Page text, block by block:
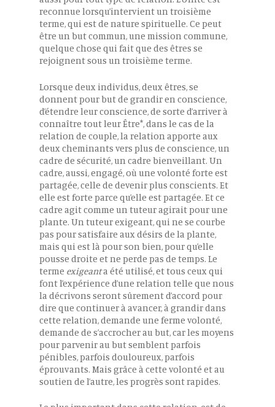
reconnue lorsqu’intervient un troisième
terme, qui est de nature spirituelle. Ce peut
être un but commun, une mission commune,
quelque chose qui fait que des êtres se
rejoignent sous un troisième terme.
Lorsque deux individus, deux êtres, se
donnent pour but de grandir en conscience,
d’étendre leur conscience, de sorte d’arriver à
connaître tout leur Être*, dans le cas de la
relation de couple, la relation apporte aux
deux cheminants vers plus de conscience, un
cadre de sécurité, un cadre bienveillant. Un
cadre, aussi, engagé, où une volonté forte est
partagée, celle de devenir plus conscients. Et
elle est forte parce qu’elle est partagée. Et ce
cadre agit comme un tuteur agirait pour une
plante. Un tuteur exigeant, qui ne se courbe
pas pour satisfaire aux désirs de la plante,
mais qui est là pour son bien, pour qu’elle
pousse droite et ne perde pas de temps. Le
terme exigeanta été utilisé, et tous ceux qui
font l’expérience d’une relation telle que nous
la décrivons seront sûrement d’accord pour
dire que continuer à avancer, à grandir dans
cette relation, demande une ferme volonté,
demande de s’accrocher au but, car les moyens
pour parvenir au but semblent parfois
pénibles, parfois douloureux, parfois
éprouvants. Mais grâce à cette volonté et au
soutien de l’autre, les progrès sont rapides.